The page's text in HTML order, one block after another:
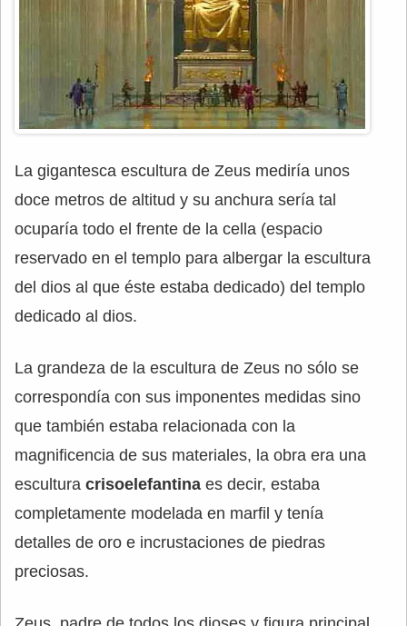
La gigantesca escultura de Zeus mediría unos
doce metros de altitud y su anchura sería tal
ocuparía todo el frente de la cella (espacio
reservado en el templo para albergar la escultura
del dios al que éste estaba dedicado) del templo
dedicado al dios.
La grandeza de la escultura de Zeus no sólo se
correspondía con sus imponentes medidas sino
que también estaba relacionada con la
magnificencia de sus materiales, la obra era una
escultura crisoelefantina es decir, estaba
completamente modelada en marfil y tenía
detalles de oro e incrustaciones de piedras
preciosas.